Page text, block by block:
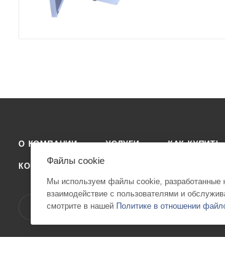
О КОМПАНИИ УСЛУГИ КАК КУПИТЬ
КОНТАКТЫ
Файлы cookie
Мы используем файлы cookie, разработанные
взаимодействие с пользователями и
смотрите в нашей Политике в отношении